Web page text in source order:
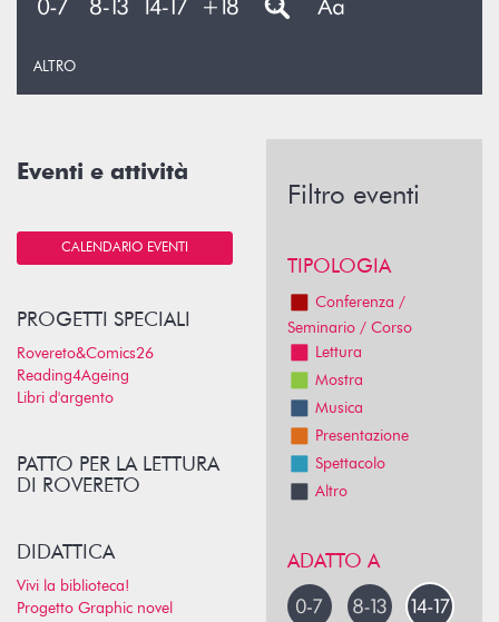
ALTRO
Eventi e attività
CALENDARIO EVENTI
PROGETTI SPECIALI
Rovereto&Comics26
Reading4Ageing
Libri d'argento
PATTO PER LA LETTURA
DI ROVERETO
DIDATTICA
Vivi la biblioteca!
Progetto Graphic novel
Filtro eventi
TIPOLOGIA
Conferenza /
Seminario / Corso
Lettura
Mostra
Musica
Presentazione
Spettacolo
Altro
ADATTO A